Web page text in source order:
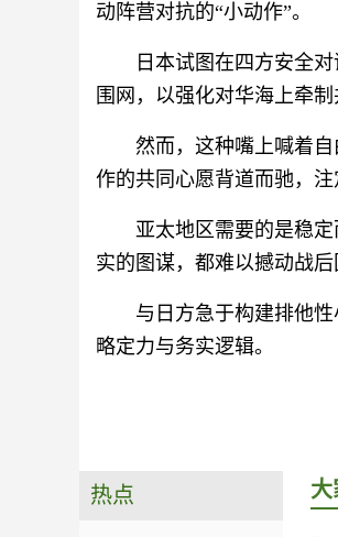
动阵营对抗的“小动作”。
日本试图在四方安全
围网，以强化对华海上牵制
然而，这种嘴上喊着
作的共同心愿背道而驰，注
亚太地区需要的是稳
实的图谋，都难以撼动战
与日方急于构建排他
略定力与务实逻辑。
热点 大